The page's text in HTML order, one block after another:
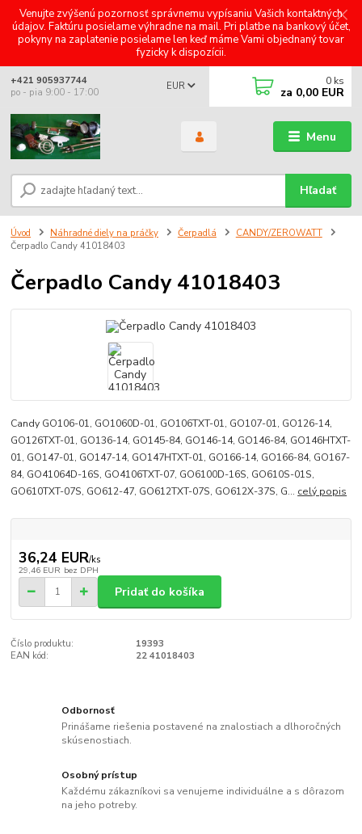
Venujte zvýšenú pozornosť správnemu vypísaniu Vašich kontaktných
údajov. Faktúru posielame výhradne na mail. Pri platbe na bankový účet,
pokyny na zaplatenie posielame len keď máme Vami objednaný tovar
fyzicky k dispozícii.
Menu
EUR
Hľadať
+421 905937744
po - pia 9:00 - 17:00
0 ks
za 0,00 EUR
Úvod Náhradné diely na práčky Čerpadlá
CANDY/ZEROWATT
Čerpadlo Candy 41018403
Čerpadlo Candy 41018403
Candy GO106-01, GO1060D-01, GO106TXT-01, GO107-01, GO126-14,
GO126TXT-01, GO136-14, GO145-84, GO146-14, GO146-84, GO146HTXT-
01, GO147-01, GO147-14, GO147HTXT-01, GO166-14, GO166-84, GO167-
84, GO41064D-16S, GO4106TXT-07, GO6100D-16S, GO610S-01S,
GO610TXT-07S, GO612-47, GO612TXT-07S, GO612X-37S, G... celý popis
36,24 EUR/ks
29,46 EUR bez DPH
Pridať do košíka
Číslo produktu:
19393
EAN kód:
22 41018403
Odbornosť
Prinášame riešenia postavené na znalostiach a dlhoročných
skúsenostiach.
Osobný prístup
Každému zákazníkovi sa venujeme individuálne a s dôrazom
na jeho potreby.